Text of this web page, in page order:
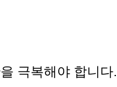
극복해야 합니다.